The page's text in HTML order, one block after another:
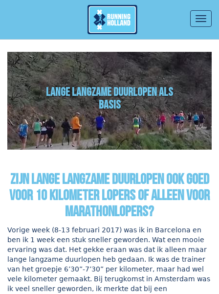
Overslaan en naar de inhoud gaan
lange langzame duurlopen als
basis
Zijn lange langzame duurlopen ook goed
voor 10 kilometer lopers of alleen voor
marathonlopers?
Vorige week (8-13 februari 2017) was ik in Barcelona en
ben ik 1 week een stuk sneller geworden. Wat een mooie
ervaring was dat. Het gekke eraan was dat ik alleen maar
lange langzame duurlopen heb gedaan. Ik was de trainer
van het groepje 6’30”-7’30” per kilometer, maar had wel
vele kilometer gemaakt. Bij terugkomst in Amsterdam was
ik veel sneller geworden, ik merkte dat bij een